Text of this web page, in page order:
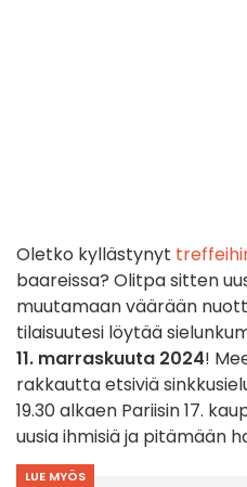
Oletko kyllästynyt
baareissa? Olitpa sitten
muutamaan väärään
tilaisuutesi löytää
11. marraskuuta 2024!
rakkautta etsiviä
19.30 alkaen Pariisin 17.
uusia ihmisiä ja pitämään
LUE MYÖS